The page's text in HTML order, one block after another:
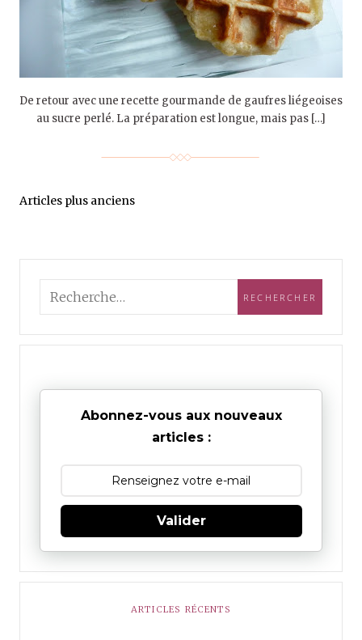
De retour avec une recette gourmande de gaufres liégeoises
au sucre perlé. La préparation est longue, mais pas […]
Articles plus anciens
Abonnez-vous aux nouveaux
articles :
Valider
ARTICLES RÉCENTS